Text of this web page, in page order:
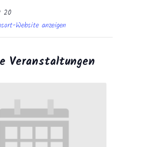
20
Website anzeigen
Veranstaltungen